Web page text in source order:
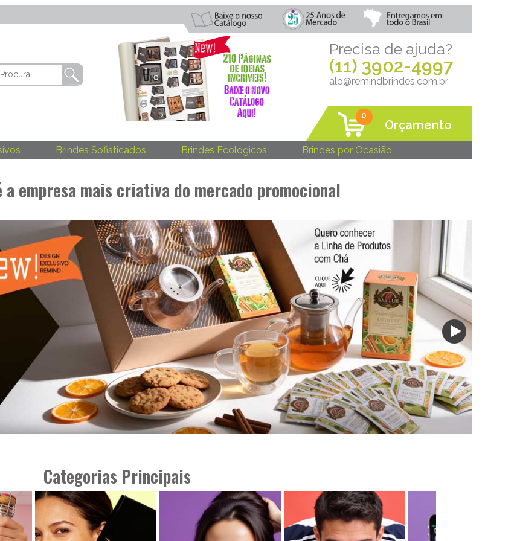
Precisa de ajuda?
(11) 3902-4997
alo@remindbrindes.com.br
0
Orçamento
Brindes Sofisticados Brindes Ecológicos Brindes por Ocasião
a empresa mais criativa do mercado promocional
Categorias Principais